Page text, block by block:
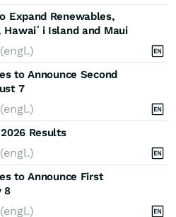
Expand Renewables,
Hawaiʻi Island and Maui
to Announce Second
7
Results
to Announce First
8